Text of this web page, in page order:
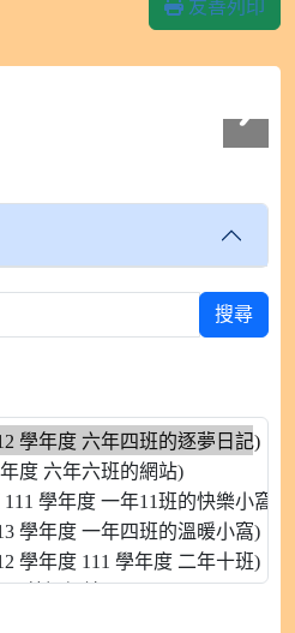
友善列印
搜尋